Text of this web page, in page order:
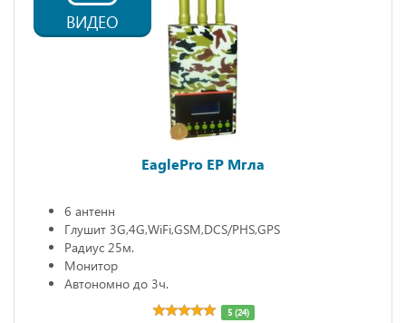
ВИДЕО
EaglePro EP Мгла
6 антенн
Глушит 3G,4G,WiFi,GSM,DCS/PHS,GPS
Радиус 25м.
Монитор
Автономно до 3ч.
5 (24)